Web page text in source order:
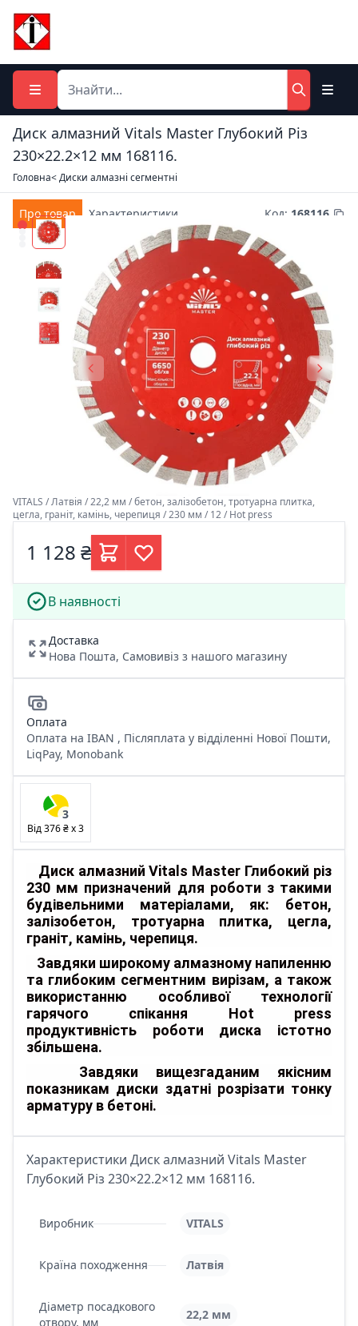
Диск алмазний Vitals Master Глубокий Різ
230×22.2×12 мм 168116.
Головна< Диски алмазні сегментні
Про товар Характеристики Код: 168116.
VITALS / Латвія / 22,2 мм / бетон, залізобетон, тротуарна плитка,
цегла, граніт, камінь, черепиця / 230 мм / 12 / Hot press
1 128 ₴
В наявності
Доставка
Нова Пошта, Самовивіз з нашого магазину
Оплата
Оплата на IBAN , Післяплата у відділенні Нової Пошти,
LiqPay, Monobank
3
Від376 ₴x3
Диск алмазний Vitals Master Глибокий різ
230 мм призначений для роботи з такими
будівельними матеріалами, як: бетон,
залізобетон, тротуарна плитка, цегла,
граніт, камінь, черепиця.
Завдяки широкому алмазному напиленню
та глибоким сегментним вирізам, а також
використанню особливої технології
гарячого спікання Hot press
продуктивність роботи диска істотно
збільшена.
Завдяки вищезгаданим якісним
показникам диски здатні розрізати тонку
арматуру в бетоні.
Характеристики Диск алмазний Vitals Master
Глубокий Різ 230×22.2×12 мм 168116.
Виробник VITALS
Країна походження Латвія
Діаметр посадкового
отвору, мм
22,2 мм